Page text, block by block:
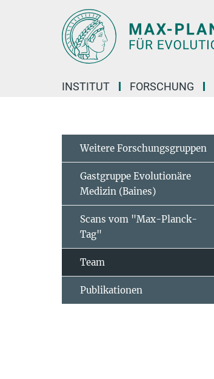
INSTITUT FORSCHUNG
Weitere Forschungsgruppen
Gastgruppe Evolutionäre
Medizin (Baines)
Scans vom "Max-Planck-
Tag"
Team
Publikationen